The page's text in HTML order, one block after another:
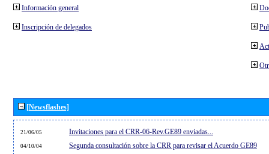
Información general
Inscripción de delegados
[Newsflashes]
21/06/05 Invitaciones para el CRR-06-Rev.GE89 enviadas...
04/10/04 Segunda consultación sobre la CRR para revisar el Acuerdo GE89